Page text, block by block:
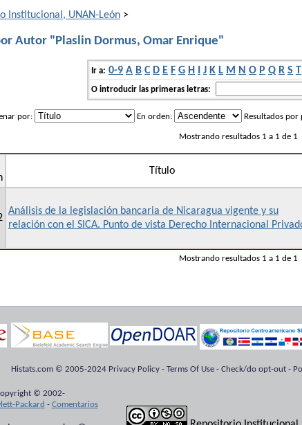
Institucional, UNAN-León >
Autor "Plaslin Dormus, Omar Enrique"
Ir a: 0-9 A B C D E F G H I J K L M N O P Q R S T
O introducir las primeras letras:
por: En orden: Resultados por
Mostrando resultados 1 a 1 de 1
Título
Análisis de la legislación bancaria de Nicaragua vigente y su
relación con el SICA. Punto de vista Derecho Internacional
Mostrando resultados 1 a 1 de 1
Histats.com © 2005-2024 Privacy Policy - Terms Of Use - Check/do opt-out -
© 2002-
Packard - Comentarios